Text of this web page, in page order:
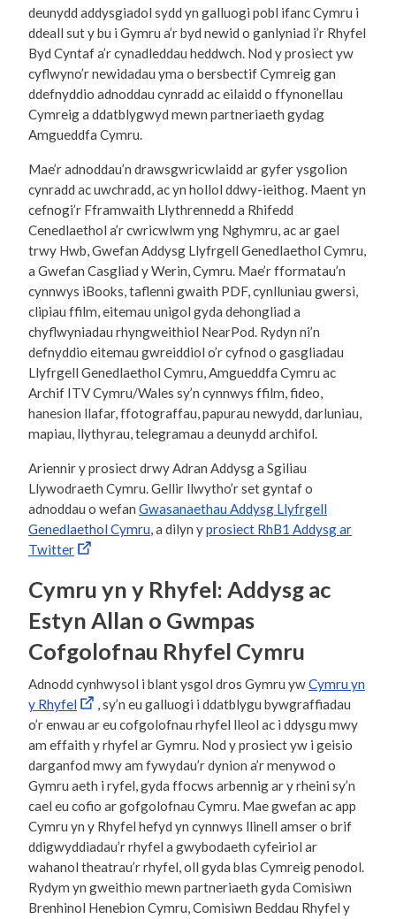
deunydd addysgiadol sydd yn galluogi pobl ifanc Cymru i
ddeall sut y bu i Gymru a’r byd newid o ganlyniad i’r Rhyfel
Byd Cyntaf a’r cynadleddau heddwch. Nod y prosiect yw
cyflwyno’r newidadau yma o bersbectif Cymreig gan
ddefnyddio adnoddau cynradd ac eilaidd o ffynonellau
Cymreig a ddatblygwyd mewn partneriaeth gydag
Amgueddfa Cymru.
Mae’r adnoddau’n drawsgwricwlaidd ar gyfer ysgolion
cynradd ac uwchradd, ac yn hollol ddwy-ieithog. Maent yn
cefnogi’r Fframwaith Llythrennedd a Rhifedd
Cenedlaethol a’r cwricwlwm yng Nghymru, ac ar gael
trwy Hwb, Gwefan Addysg Llyfrgell Genedlaethol Cymru,
a Gwefan Casgliad y Werin, Cymru. Mae’r fformatau’n
cynnwys iBooks, taflenni gwaith PDF, cynlluniau gwersi,
clipiau ffilm, eitemau unigol gyda dehongliad a
chyflwyniadau rhyngweithiol NearPod. Rydyn ni’n
defnyddio eitemau gwreiddiol o’r cyfnod o gasgliadau
Llyfrgell Genedlaethol Cymru, Amgueddfa Cymru ac
Archif ITV Cymru/Wales sy’n cynnwys ffilm, fideo,
hanesion llafar, ffotograffau, papurau newydd, darluniau,
mapiau, llythyrau, telegramau a deunydd archifol.
Ariennir y prosiect drwy Adran Addysg a Sgiliau
Llywodraeth Cymru. Gellir llwytho’r set gyntaf o
adnoddau o wefan Gwasanaethau Addysg Llyfrgell
Genedlaethol Cymru, a dilyn yprosiect RhB1 Addysg ar
Twitter
Cymru yn y Rhyfel: Addysg ac
Estyn Allan o Gwmpas
Cofgolofnau Rhyfel Cymru
Adnodd cynhwysol i blant ysgol dros Gymru ywCymru yn
y Rhyfel
, sy’n eu galluogi i ddatblygu bywgraffiadau
o’r enwau ar eu cofgolofnau rhyfel lleol ac i ddysgu mwy
am effaith y rhyfel ar Gymru. Nod y prosiect yw i geisio
darganfod mwy am fywydau’r dynion a’r menywod o
Gymru aeth i ryfel, gyda ffocws arbennig ar y rheini sy’n
cael eu cofio ar gofgolofnau Cymru. Mae gwefan ac app
Cymru yn y Rhyfel hefyd yn cynnwys llinell amser o brif
ddigwyddiadau’r rhyfel a gwybodaeth cyfeiriol ar
wahanol theatrau’r rhyfel, oll gyda blas Cymreig penodol.
Rydym yn gweithio mewn partneriaeth gyda Comisiwn
Brenhinol Henebion Cymru, Comisiwn Beddau Rhyfel y